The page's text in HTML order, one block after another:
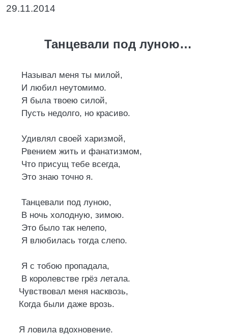
29.11.2014
Танцевали под луною…
Называл меня ты милой,
И любил неутомимо.
Я была твоею силой,
Пусть недолго, но красиво.
Удивлял своей харизмой,
Рвением жить и фанатизмом,
Что присущ тебе всегда,
Это знаю точно я.
Танцевали под луною,
В ночь холодную, зимою.
Это было так нелепо,
Я влюбилась тогда слепо.
Я с тобою пропадала,
В королевстве грёз летала.
Чувствовал меня насквозь,
Когда были даже врозь.
Я ловила вдохновение.